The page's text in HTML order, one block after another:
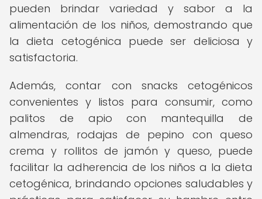
pueden brindar variedad y sabor a la
alimentación de los niños, demostrando que
la dieta cetogénica puede ser deliciosa y
satisfactoria.
Además, contar con snacks cetogénicos
convenientes y listos para consumir, como
palitos de apio con mantequilla de
almendras, rodajas de pepino con queso
crema y rollitos de jamón y queso, puede
facilitar la adherencia de los niños a la dieta
cetogénica, brindando opciones saludables y